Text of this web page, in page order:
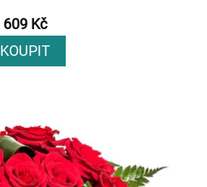
609 Kč
KOUPIT